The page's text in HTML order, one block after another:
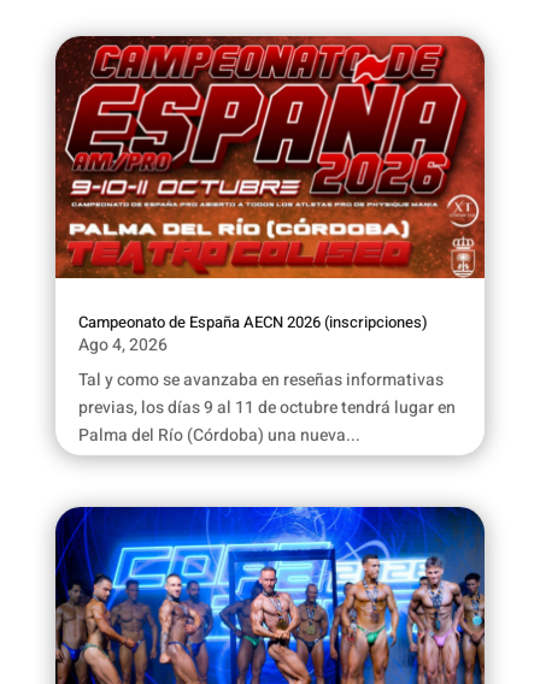
Campeonato de España AECN 2026 (inscripciones)
Ago 4, 2026
Tal y como se avanzaba en reseñas informativas
previas, los días 9 al 11 de octubre tendrá lugar en
Palma del Río (Córdoba) una nueva...